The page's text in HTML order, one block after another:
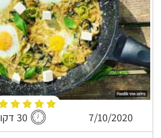
7/10/2020 30 דקות